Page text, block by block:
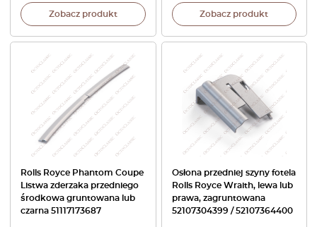
Zobacz produkt Zobacz produkt
Rolls Royce Phantom Coupe
Listwa zderzaka przedniego
środkowa gruntowana lub
czarna 51117173687
Osłona przedniej szyny fotela
Rolls Royce Wraith, lewa lub
prawa, zagruntowana
52107304399 / 52107364400